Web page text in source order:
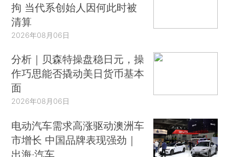
拘 当代系创始人因何此时被
清算
2026年08月06日
分析｜贝森特操盘稳日元，操
作巧思能否撬动美日货币基本
面
2026年08月06日
电动汽车需求高涨驱动澳洲车
市增长 中国品牌表现强劲｜
出海·汽车